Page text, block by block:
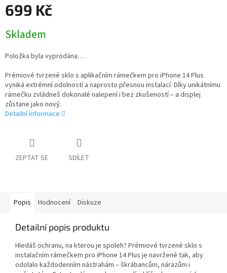
699 Kč
cena:
Skladem
Položka byla vyprodána…
Prémiové tvrzené sklo s aplikačním rámečkem pro iPhone 14 Plus
vyniká extrémní odolností a naprosto přesnou instalací. Díky unikátnímu
rámečku zvládneš dokonalé nalepení i bez zkušeností – a displej
zůstane jako nový.
Detailní informace
ZEPTAT SE SDÍLET
Popis Hodnocení Diskuze
Detailní popis produktu
Hledáš ochranu, na kterou je spoleh? Prémiové tvrzené sklo s
instalačním rámečkem pro iPhone 14 Plus je navržené tak, aby
odolalo každodenním nástrahám – škrábancům, nárazům i